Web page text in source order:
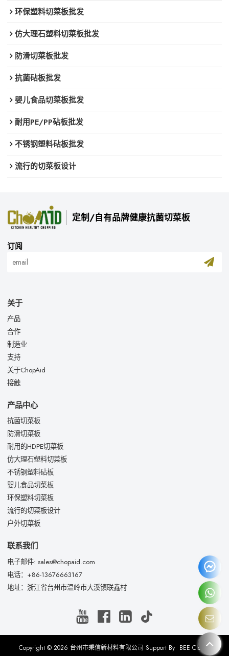
环保塑料切菜板批发
仿大理石塑料切菜板批发
防滑切菜板批发
抗菌砧板批发
婴儿食品切菜板批发
耐用PE/PP砧板批发
不锈钢塑料砧板批发
流行的切菜板设计
定制/自有品牌健康抗菌切菜板
订阅
关于
产品
合作
制造业
支持
关于ChopAid
接触
产品中心
抗菌切菜板
防滑切菜板
耐用的HDPE切菜板
仿大理石塑料切菜板
不锈钢塑料砧板
婴儿食品切菜板
环保塑料切菜板
流行的切菜板设计
户外切菜板
联系我们
电子邮件: sales@chopaid.com
电话：+86-13676663167
地址：浙江省台州市温岭市大溪镇联鑫村
Copyright © 2026 台州市秉信新材料有限公司 Support By BEE Cloud